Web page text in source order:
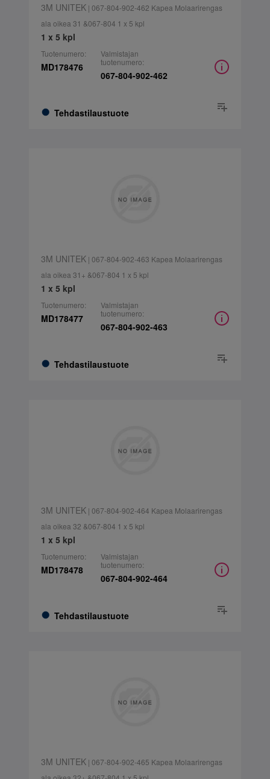
3M UNITEK| 067-804-902-462 Kapea Molaarirengas
ala oikea 31 &067-804 1 x 5 kpl
1 x 5 kpl
Tuotenumero:
MD178476
Tehdastilaustuote
Valmistajan
tuotenumero:
067-804-902-462
3M UNITEK| 067-804-902-463 Kapea Molaarirengas
ala oikea 31+ &067-804 1 x 5 kpl
1 x 5 kpl
Tuotenumero:
MD178477
Tehdastilaustuote
Valmistajan
tuotenumero:
067-804-902-463
3M UNITEK| 067-804-902-464 Kapea Molaarirengas
ala oikea 32 &067-804 1 x 5 kpl
1 x 5 kpl
Tuotenumero:
MD178478
Tehdastilaustuote
Valmistajan
tuotenumero:
067-804-902-464
3M UNITEK| 067-804-902-465 Kapea Molaarirengas